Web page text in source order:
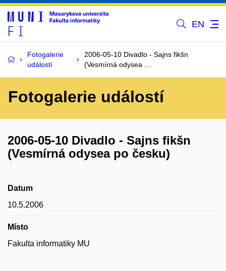
EN
Fotogalerie
událostí
2006-05-10 Divadlo - Sajns fikšn
(Vesmírná odysea …
Fotogalerie událostí
2006-05-10 Divadlo - Sajns fikšn
(Vesmírná odysea po česku)
Datum
10.5.2006
Místo
Fakulta informatiky MU